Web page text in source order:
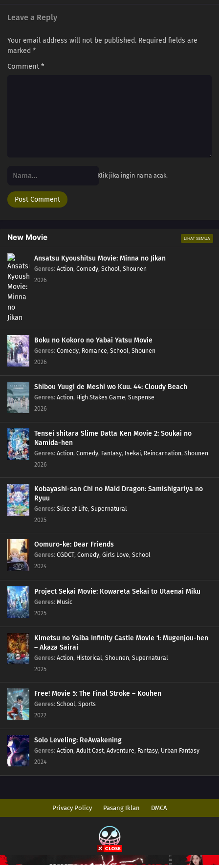
1 A Transfer Student, Huh?
Leave a Reply
Your email address will not be published. Required fields are
marked *
Comment*
Klik jika ingin nama acak.
New Movie LIHAT SEMUA
Ansatsu Kyoushitsu Movie: Minna no Jikan
Genres: Action, Comedy, School, Shounen
2026
Boku no Kokoro no Yabai Yatsu Movie
Genres: Comedy, Romance, School, Shounen
2026
Shibou Yuugi de Meshi wo Kuu. 44: Cloudy Beach
Genres: Action, High Stakes Game, Suspense
2026
Tensei shitara Slime Datta Ken Movie 2: Soukai no
Namida-hen
Genres: Action, Comedy, Fantasy, Isekai, Reincarnation, Shounen
2026
Kobayashi-san Chi no Maid Dragon: Samishigariya no
Ryuu
Genres: Slice of Life, Supernatural
2025
Oomuro-ke: Dear Friends
Genres: CGDCT, Comedy, Girls Love, School
2024
Project Sekai Movie: Kowareta Sekai to Utaenai Miku
Genres: Music
2025
Kimetsu no Yaiba Infinity Castle Movie 1: Mugenjou-hen
– Akaza Sairai
Genres: Action, Historical, Shounen, Supernatural
2025
Free! Movie 5: The Final Stroke – Kouhen
Genres: School, Sports
2022
Solo Leveling: ReAwakening
Genres: Action, Adult Cast, Adventure, Fantasy, Urban Fantasy
2024
Privacy Policy Pasang Iklan DMCA
Copyright © 2026 AnimeIndo. All Rights Reserved